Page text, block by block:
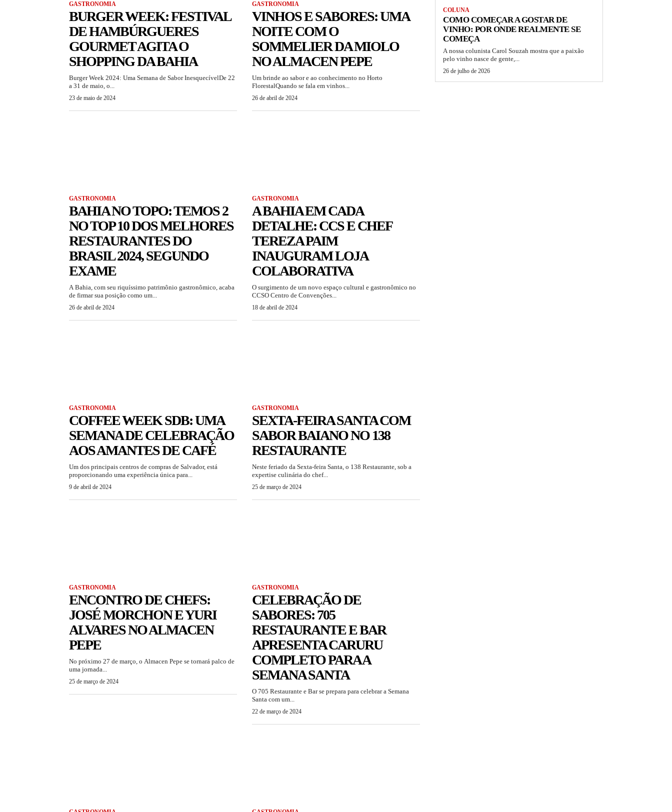
GASTRONOMIA
BURGER WEEK: FESTIVAL
DE HAMBÚRGUERES
GOURMET AGITA O
SHOPPING DA BAHIA
Burger Week 2024: Uma Semana de Sabor InesquecívelDe 22
a 31 de maio, o...
23 de maio de 2024
GASTRONOMIA
VINHOS E SABORES: UMA
NOITE COM O
SOMMELIER DA MIOLO
NO ALMACEN PEPE
Um brinde ao sabor e ao conhecimento no Horto
FlorestalQuando se fala em vinhos...
26 de abril de 2024
GASTRONOMIA
BAHIA NO TOPO: TEMOS 2
NO TOP 10 DOS MELHORES
RESTAURANTES DO
BRASIL 2024, SEGUNDO
EXAME
A Bahia, com seu riquíssimo patrimônio gastronômico, acaba
de firmar sua posição como um...
26 de abril de 2024
GASTRONOMIA
A BAHIA EM CADA
DETALHE: CCS E CHEF
TEREZA PAIM
INAUGURAM LOJA
COLABORATIVA
O surgimento de um novo espaço cultural e gastronômico no
CCSO Centro de Convenções...
18 de abril de 2024
GASTRONOMIA
COFFEE WEEK SDB: UMA
SEMANA DE CELEBRAÇÃO
AOS AMANTES DE CAFÉ
Um dos principais centros de compras de Salvador, está
proporcionando uma experiência única para...
9 de abril de 2024
GASTRONOMIA
SEXTA-FEIRA SANTA COM
SABOR BAIANO NO 138
RESTAURANTE
Neste feriado da Sexta-feira Santa, o 138 Restaurante, sob a
expertise culinária do chef...
25 de março de 2024
GASTRONOMIA
ENCONTRO DE CHEFS:
JOSÉ MORCHON E YURI
ALVARES NO ALMACEN
PEPE
No próximo 27 de março, o Almacen Pepe se tornará palco de
uma jornada...
25 de março de 2024
GASTRONOMIA
CELEBRAÇÃO DE
SABORES: 705
RESTAURANTE E BAR
APRESENTA CARURU
COMPLETO PARA A
SEMANA SANTA
O 705 Restaurante e Bar se prepara para celebrar a Semana
Santa com um...
22 de março de 2024
COLUNA
COMO COMEÇAR A GOSTAR DE
VINHO: POR ONDE REALMENTE SE
COMEÇA
A nossa colunista Carol Souzah mostra que a paixão
pelo vinho nasce de gente,...
26 de julho de 2026